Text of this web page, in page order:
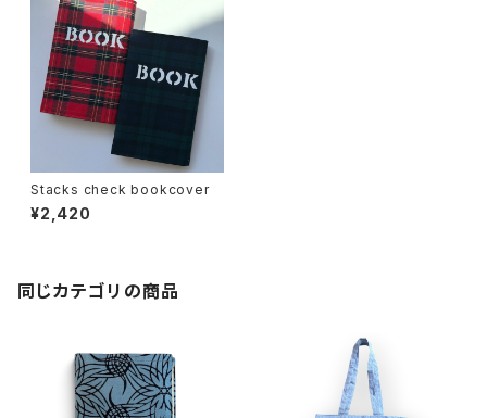
Stacks check bookcover
¥2,420
同じカテゴリの商品